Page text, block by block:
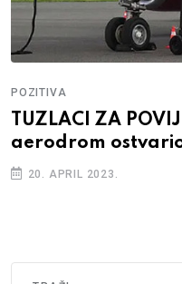
POZITIVA
TUZLACI ZA
aerodrom
20. APRIL 2023.